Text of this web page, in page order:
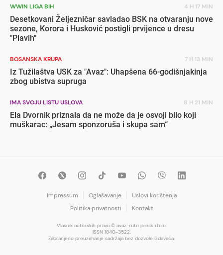
WWIN LIGA BIH 4 H 17 MIN
Desetkovani Željezničar savladao BSK na otvaranju nove
sezone, Korora i Husković postigli prvijence u dresu
"Plavih"
BOSANSKA KRUPA 7 H 13 MIN
Iz Tužilaštva USK za "Avaz": Uhapšena 66-godišnjakinja
zbog ubistva supruga
IMA SVOJU LISTU USLOVA 8 H 21 MIN
Ela Dvornik priznala da ne može da je osvoji bilo koji
muškarac: „Jesam sponzoruša i skupa sam“
Impressum Oglašavanje
Uslovi korištenja
Politika privatnosti
Kontakt
Vlasnik autorskih prava © avaz-roto press d.o.o.
ISSN 1840-3522.
Zabranjeno preuzimanje sadržaja bez dozvole izdavača.